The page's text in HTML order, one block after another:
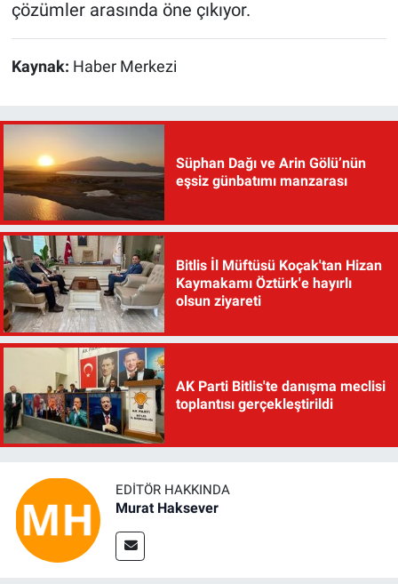
çözümler arasında öne çıkıyor.
Kaynak: Haber Merkezi
Süphan Dağı ve Arin Gölü’nün
eşsiz günbatımı manzarası
Bitlis İl Müftüsü Koçak'tan Hizan
Kaymakamı Öztürk'e hayırlı
olsun ziyareti
AK Parti Bitlis'te danışma meclisi
toplantısı gerçekleştirildi
EDITÖR HAKKINDA
Murat Haksever